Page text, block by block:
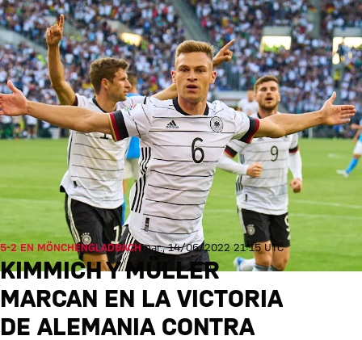
5-2 EN MÖNCHENGLADBACHmar., 14/06/2022 21:15 UTC
KIMMICH Y MÜLLER
MARCAN EN LA VICTORIA
DE ALEMANIA CONTRA